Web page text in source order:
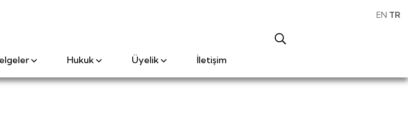
Hukuk Üyelik İletişim
EN TR